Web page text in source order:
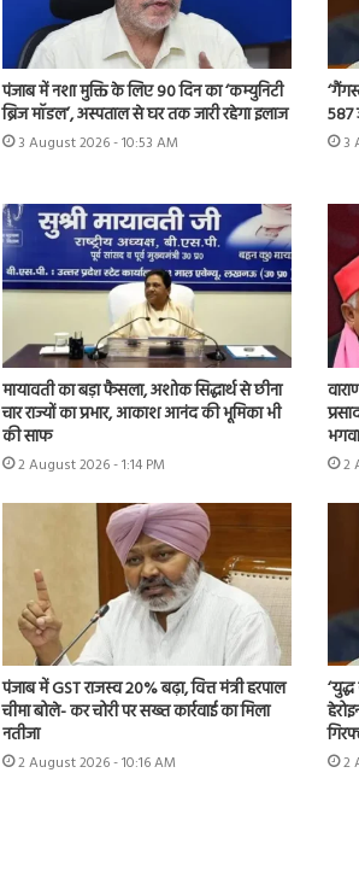
पंजाब में नशा मुक्ति के लिए 90 दिन का ‘कम्युनिटी
ब्रिज मॉडल’, अस्पताल से घर तक जारी रहेगा इलाज
3 August 2026 - 10:53 AM
587
3
मायावती का बड़ा फैसला, अशोक सिद्धार्थ से छीना
चार राज्यों का प्रभार, आकाश आनंद की भूमिका भी
की साफ
2 August 2026 - 1:14 PM 2
पंजाब में GST राजस्व 20% बढ़ा, वित्त मंत्री हरपाल
चीमा बोले- कर चोरी पर सख्त कार्रवाई का मिला
नतीजा
2 August 2026 - 10:16 AM 2